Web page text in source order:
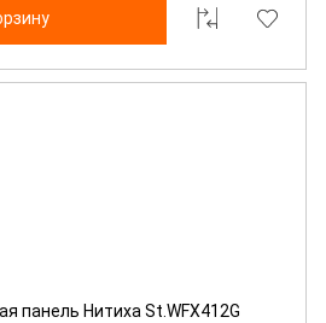
панель Нитиха St.WFX412G